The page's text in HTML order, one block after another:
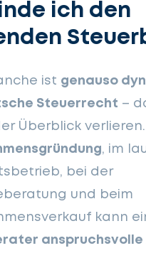
ich den
ist genauso
Steuerrecht –
Überblick
, im
bei der
und beim
kann
anspruchsvolle